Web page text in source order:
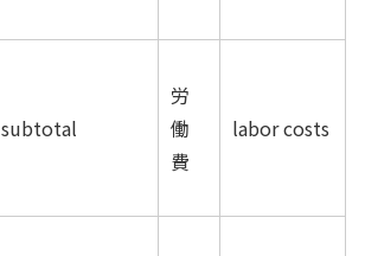
subtotal
労
働
費
labor costs